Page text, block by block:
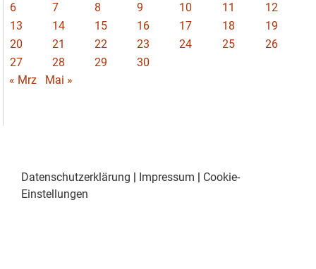
6
7 8 9 10 11
12
13
14 15 16 17 18
19
20
21 22 23 24 25
26
27
28 29
30
« Mrz
Mai »
Datenschutzerklärung Impressum
Cookie-
Einstellungen